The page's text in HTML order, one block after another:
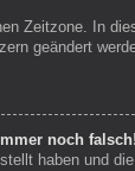
Zeitzone. In
geändert
noch falsch!
haben und